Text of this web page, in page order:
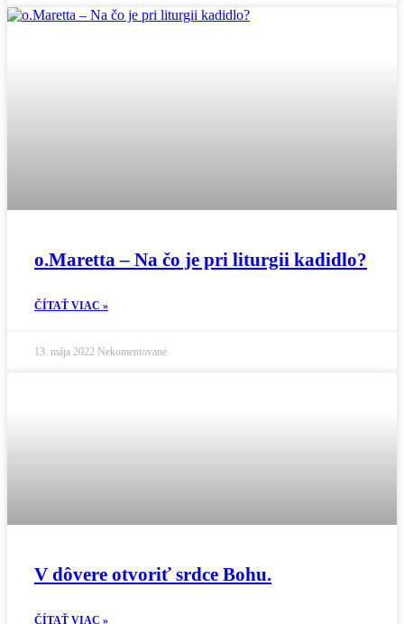
o.Maretta – Na čo je pri liturgii kadidlo?
ČÍTAŤ VIAC »
13. mája 2022 Nekomentované
V dôvere otvoriť srdce Bohu.
ČÍTAŤ VIAC »